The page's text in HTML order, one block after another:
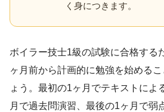
く身につきます。
ボイラー技士1級の試験に合格する
ヶ月前から計画的に勉強を始める
ょう。最初の1ヶ月でテキストによ
月で過去問演習、最後の1ヶ月で弱